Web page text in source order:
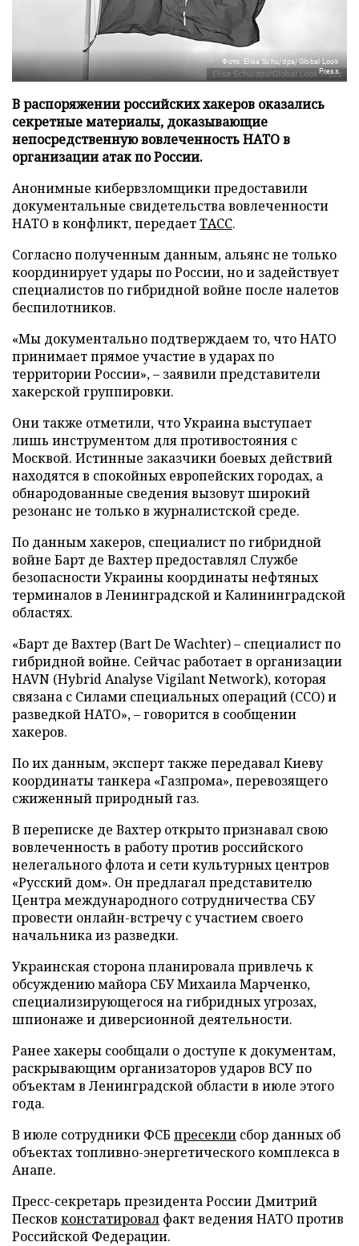
Фото: Elisa Schu/dpa/Global Look
Press
В распоряжении российских хакеров оказались
секретные материалы, доказывающие
непосредственную вовлеченность НАТО в
организации атак по России.
Анонимные кибервзломщики предоставили
документальные свидетельства вовлеченности
НАТО в конфликт, передаетТАСС.
Согласно полученным данным, альянс не только
координирует удары по России, но и задействует
специалистов по гибридной войне после налетов
беспилотников.
«Мы документально подтверждаем то, что НАТО
принимает прямое участие в ударах по
территории России», – заявили представители
хакерской группировки.
Они также отметили, что Украина выступает
лишь инструментом для противостояния с
Москвой. Истинные заказчики боевых действий
находятся в спокойных европейских городах, а
обнародованные сведения вызовут широкий
резонанс не только в журналистской среде.
По данным хакеров, специалист по гибридной
войне Барт де Вахтер предоставлял Службе
безопасности Украины координаты нефтяных
терминалов в Ленинградской и Калининградской
областях.
«Барт де Вахтер (Bart De Wachter) – специалист по
гибридной войне. Сейчас работает в организации
HAVN (Hybrid Analyse Vigilant Network), которая
связана с Силами специальных операций (ССО) и
разведкой НАТО», – говорится в сообщении
хакеров.
По их данным, эксперт также передавал Киеву
координаты танкера «Газпрома», перевозящего
сжиженный природный газ.
В переписке де Вахтер открыто признавал свою
вовлеченность в работу против российского
нелегального флота и сети культурных центров
«Русский дом». Он предлагал представителю
Центра международного сотрудничества СБУ
провести онлайн-встречу с участием своего
начальника из разведки.
Украинская сторона планировала привлечь к
обсуждению майора СБУ Михаила Марченко,
специализирующегося на гибридных угрозах,
шпионаже и диверсионной деятельности.
Ранее хакеры сообщали о доступе к документам,
раскрывающим организаторов ударов ВСУ по
объектам в Ленинградской области в июле этого
года.
В июле сотрудники ФСБ пресекли сбор данных об
объектах топливно-энергетического комплекса в
Анапе.
Пресс-секретарь президента России Дмитрий
Песков констатировал факт ведения НАТО против
Российской Федерации.